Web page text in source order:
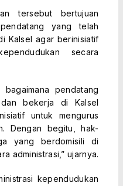
tersebut bertujuan
yang telah
Kalsel agar berinisiatif
secara
pendatang
bekerja di Kalsel
untuk mengurus
Dengan begitu, hak-
yang berdomisili di
administrasi,” ujarnya.
kependudukan